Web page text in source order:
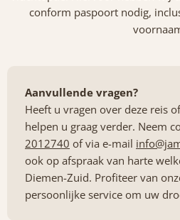
conform paspoort nodig,
Aanvullende vragen?
Heeft u vragen over deze reis
helpen u graag verder. Neem
2012740 of via e-mail
ook op afspraak van harte
Diemen-Zuid. Profiteer van
persoonlijke service om uw